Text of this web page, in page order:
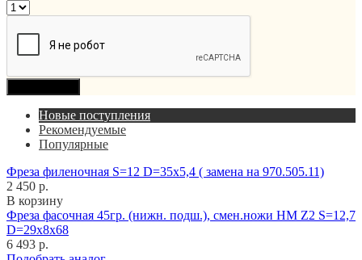
Новые поступления
Рекомендуемые
Популярные
Фреза филеночная S=12 D=35x5,4 ( замена на 970.505.11)
2 450 р.
В корзину
Фреза фасочная 45гр. (нижн. подш.), смен.ножи HM Z2 S=12,7
D=29x8x68
6 493 р.